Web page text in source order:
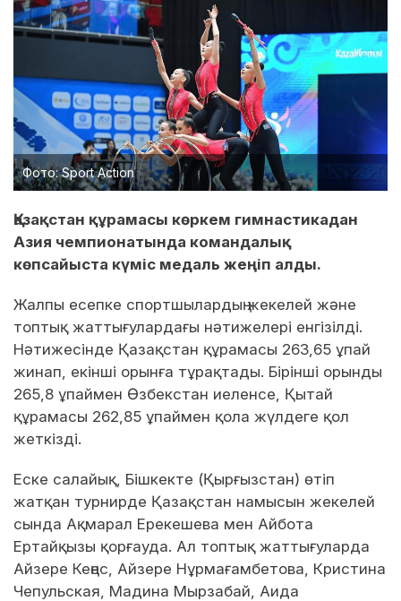
Фото: Sport Action
Қазақстан құрамасы көркем гимнастикадан
Азия чемпионатында командалық
көпсайыста күміс медаль жеңіп алды.
Жалпы есепке спортшылардың жекелей және
топтық жаттығулардағы нәтижелері енгізілді.
Нәтижесінде Қазақстан құрамасы 263,65 ұпай
жинап, екінші орынға тұрақтады. Бірінші орынды
265,8 ұпаймен Өзбекстан иеленсе, Қытай
құрамасы 262,85 ұпаймен қола жүлдеге қол
жеткізді.
Еске салайық, Бішкекте (Қырғызстан) өтіп
жатқан турнирде Қазақстан намысын жекелей
сында Ақмарал Ерекешева мен Айбота
Ертайқызы қорғауда. Ал топтық жаттығуларда
Айзере Кеңес, Айзере Нұрмағамбетова, Кристина
Чепульская, Мадина Мырзабай, Аида